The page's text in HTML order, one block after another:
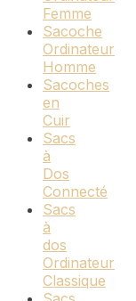
Femme
Sacoche
Ordinateur
Homme
Sacoches
en
Cuir
Sacs
à
Dos
Connecté
Sacs
à
dos
Ordinateur
Classique